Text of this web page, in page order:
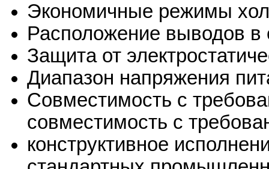
Экономичные режимы
Расположение выводов в
Защита от
Диапазон напряжения
Совместимость с
совместимость с
конструктивное